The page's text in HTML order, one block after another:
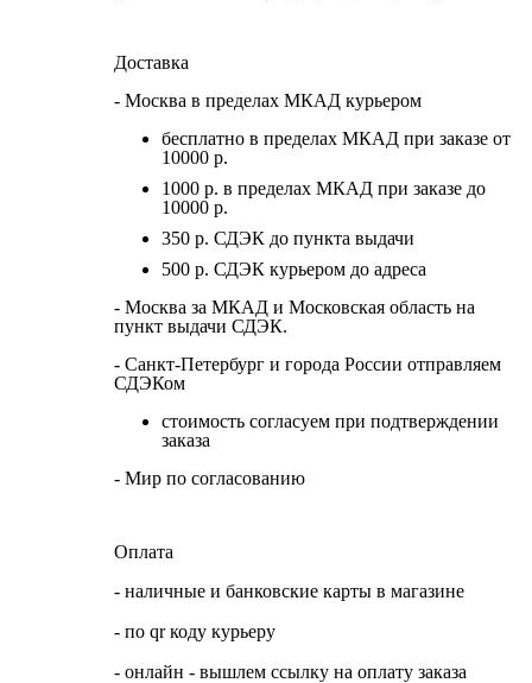
Доставка
- Москва в пределах МКАД курьером
бесплатно в пределах МКАД при заказе от
10000 р.
1000 р. в пределах МКАД при заказе до
10000 р.
350 р. СДЭК до пункта выдачи
500 р. СДЭК курьером до адреса
- Москва за МКАД и Московская область на
пункт выдачи СДЭК.
- Санкт-Петербург и города России отправляем
СДЭКом
стоимость согласуем при подтверждении
заказа
- Мир по согласованию
Оплата
- наличные и банковские карты в магазине
- по qr коду курьеру
- онлайн - вышлем ссылку на оплату заказа